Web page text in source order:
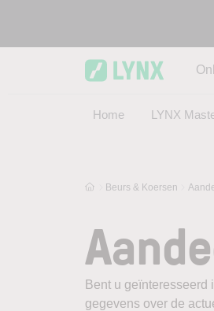
Home LYNX
Beurs & Koersen
Bent u
gegevens over de